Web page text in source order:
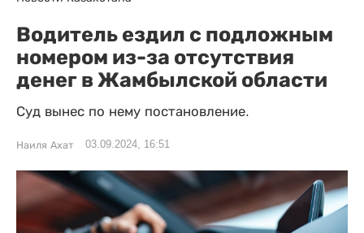
Водитель ездил с подложным
номером из-за отсутствия
денег в Жамбылской области
Суд вынес по нему постановление.
Наиля Ахат 03.09.2024, 16:51